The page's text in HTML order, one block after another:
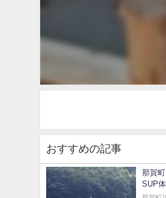
おすすめの記事
那賀
SUP